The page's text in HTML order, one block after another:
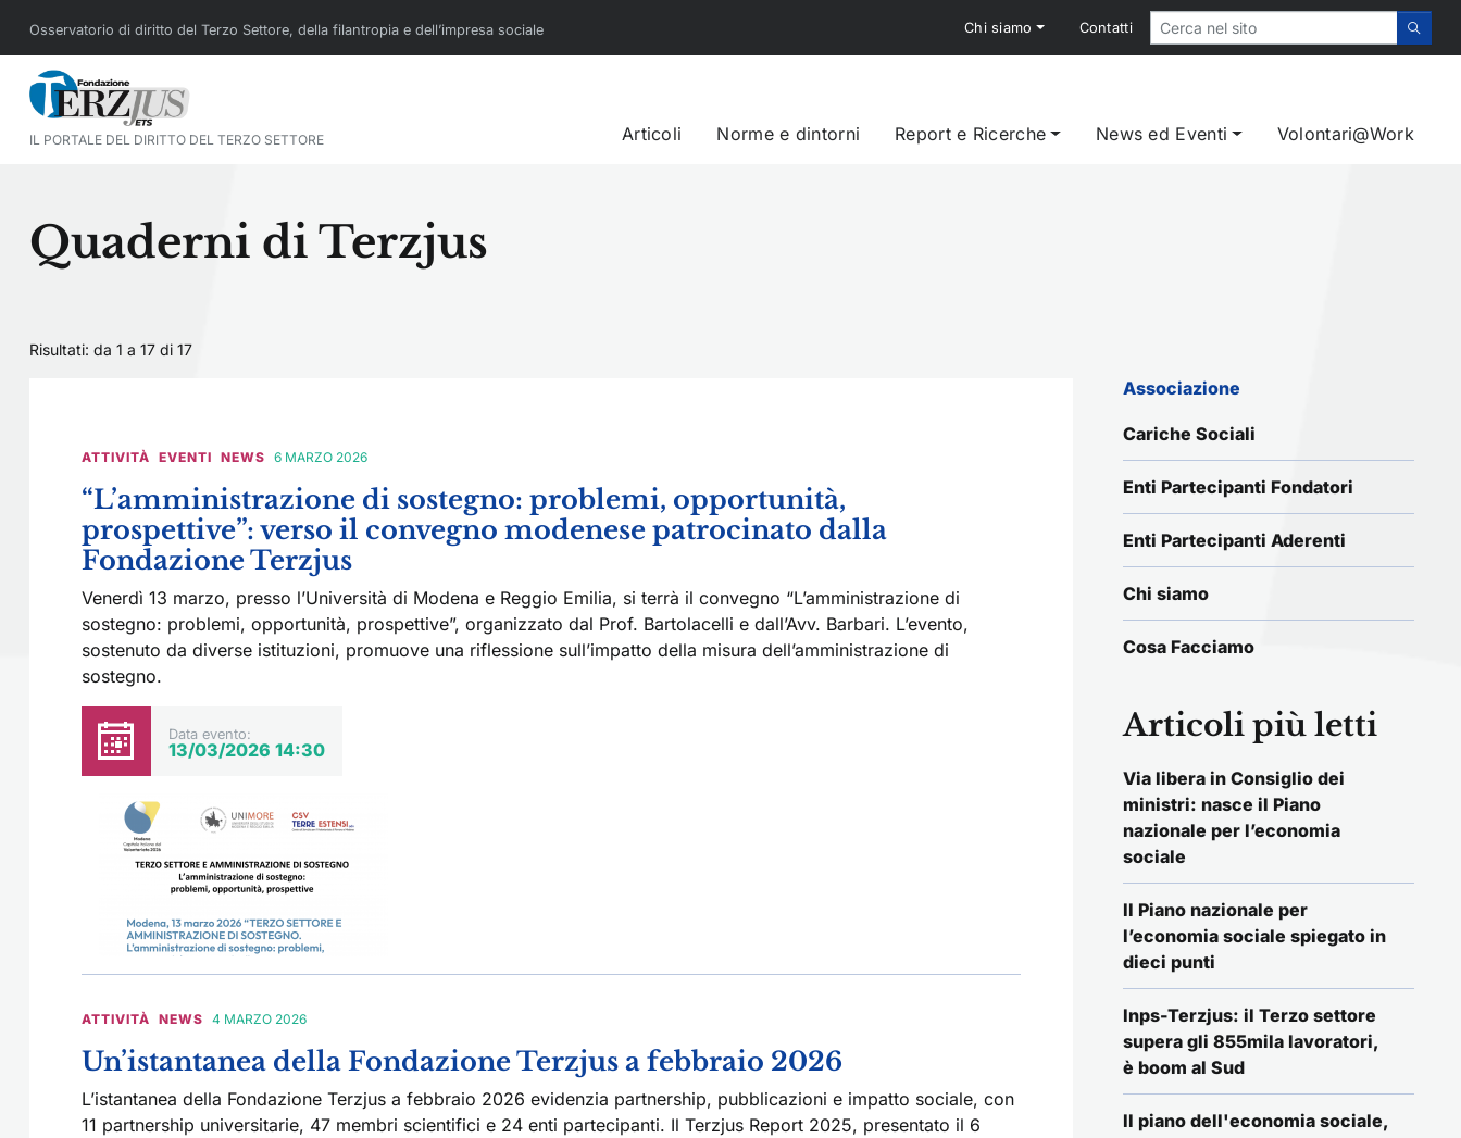
Osservatorio di diritto del Terzo Settore, della filantropia e dell’impresa sociale Chi siamo Contatti
IL PORTALE DEL DIRITTO DEL TERZO SETTORE Articoli Norme e dintorni Report e Ricerche News ed Eventi Volontari@Work
Quaderni di Terzjus
Risultati: da 1 a 17 di 17
ATTIVITÀ EVENTI NEWS 6 MARZO 2026
“L’amministrazione di sostegno: problemi, opportunità,
prospettive”: verso il convegno modenese patrocinato dalla
Fondazione Terzjus
Venerdì 13 marzo, presso l’Università di Modena e Reggio Emilia, si terrà il convegno “L’amministrazione di
sostegno: problemi, opportunità, prospettive”, organizzato dal Prof. Bartolacelli e dall’Avv. Barbari. L’evento,
sostenuto da diverse istituzioni, promuove una riflessione sull’impatto della misura dell’amministrazione di
sostegno.
Data evento:
13/03/2026 14:30
ATTIVITÀ NEWS 4 MARZO 2026
Un’istantanea della Fondazione Terzjus a febbraio 2026
L’istantanea della Fondazione Terzjus a febbraio 2026 evidenzia partnership, pubblicazioni e impatto sociale, con
11 partnership universitarie, 47 membri scientifici e 24 enti partecipanti. Il Terzjus Report 2025, presentato il 6
Associazione
Cariche Sociali
Enti Partecipanti Fondatori
Enti Partecipanti Aderenti
Chi siamo
Cosa Facciamo
Articoli più letti
Via libera in Consiglio dei
ministri: nasce il Piano
nazionale per l’economia
sociale
Il Piano nazionale per
l’economia sociale spiegato in
dieci punti
Inps-Terzjus: il Terzo settore
supera gli 855mila lavoratori,
è boom al Sud
Il piano dell'economia sociale,